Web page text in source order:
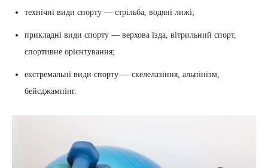
технічні види спорту — стрільба, водяні лижі;
прикладні види спорту — верхова їзда, вітрильний спорт,
спортивне орієнтування;
екстремальні види спорту — скелелазіння, альпінізм,
бейсджампінг.